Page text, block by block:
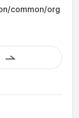
common/org